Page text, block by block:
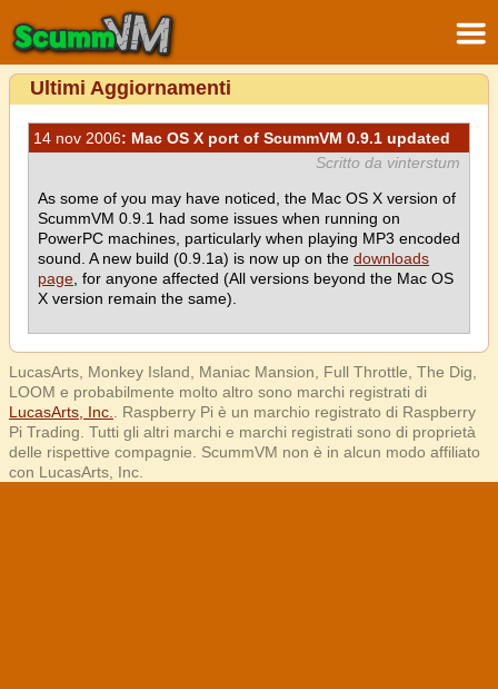
Ultimi Aggiornamenti
14 nov 2006: Mac OS X port of ScummVM 0.9.1 updated
Scritto da vinterstum
As some of you may have noticed, the Mac OS X version of
ScummVM 0.9.1 had some issues when running on
PowerPC machines, particularly when playing MP3 encoded
sound. A new build (0.9.1a) is now up on the downloads
page , for anyone affected (All versions beyond the Mac OS
X version remain the same).
LucasArts, Monkey Island, Maniac Mansion, Full Throttle, The Dig,
LOOM e probabilmente molto altro sono marchi registrati di
LucasArts, Inc.
. Raspberry Pi è un marchio registrato di Raspberry
Pi Trading. Tutti gli altri marchi e marchi registrati sono di proprietà
delle rispettive compagnie. ScummVM non è in alcun modo affiliato
con LucasArts, Inc.